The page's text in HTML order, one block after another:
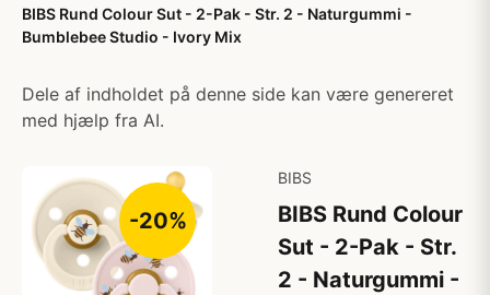
BIBS Rund Colour Sut - 2-Pak - Str. 2 - Naturgummi -
Bumblebee Studio - Ivory Mix
Dele af indholdet på denne side kan være genereret
med hjælp fra AI.
-20%
BIBS
BIBS Rund Colour
Sut - 2-Pak - Str.
2 - Naturgummi -